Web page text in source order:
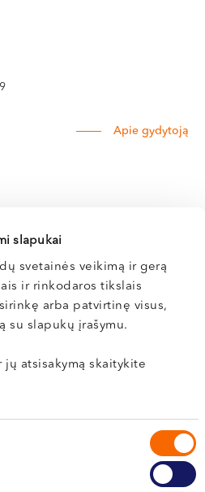
slapukai
svetainės veikimą ir gerą
ir rinkodaros tikslais
arba patvirtinę visus,
su slapukų įrašymu.
jų atsisakymą skaitykite
Apie gydytoją
Apie gydytoją